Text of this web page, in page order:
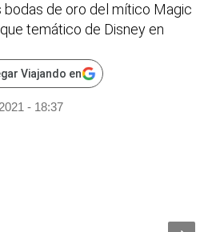
de oro del mítico Magic
temático de Disney en
Viajando en
- 18:37